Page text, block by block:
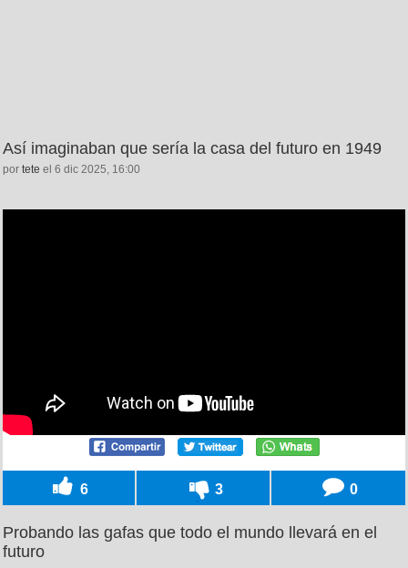
Así imaginaban que sería la casa del futuro en 1949
por tete el 6 dic 2025, 16:00
6 3 0
Probando las gafas que todo el mundo llevará en el
futuro